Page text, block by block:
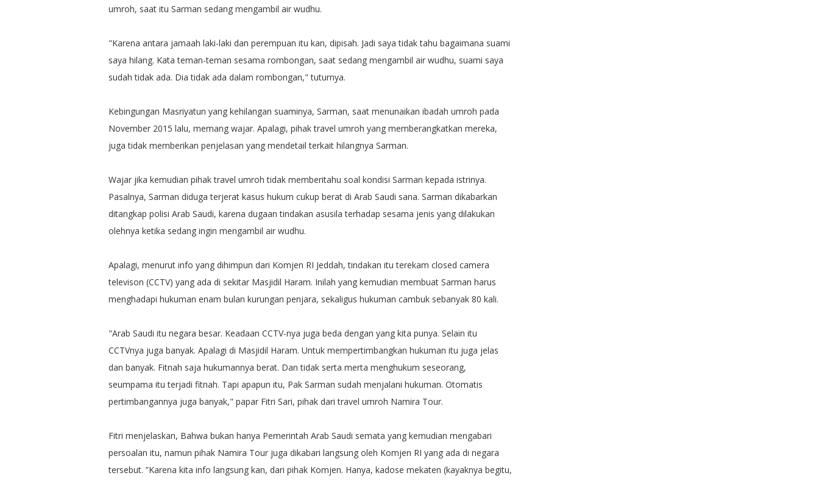
umroh, saat itu Sarman sedang mengambil air wudhu.
"Karena antara jamaah laki-laki dan perempuan itu kan, dipisah. Jadi saya tidak tahu bagaimana suami
saya hilang. Kata teman-teman sesama rombongan, saat sedang mengambil air wudhu, suami saya
sudah tidak ada. Dia tidak ada dalam rombongan," tuturnya.
Kebingungan Masriyatun yang kehilangan suaminya, Sarman, saat menunaikan ibadah umroh pada
November 2015 lalu, memang wajar. Apalagi, pihak travel umroh yang memberangkatkan mereka,
juga tidak memberikan penjelasan yang mendetail terkait hilangnya Sarman.
Wajar jika kemudian pihak travel umroh tidak memberitahu soal kondisi Sarman kepada istrinya.
Pasalnya, Sarman diduga terjerat kasus hukum cukup berat di Arab Saudi sana. Sarman dikabarkan
ditangkap polisi Arab Saudi, karena dugaan tindakan asusila terhadap sesama jenis yang dilakukan
olehnya ketika sedang ingin mengambil air wudhu.
Apalagi, menurut info yang dihimpun dari Komjen RI Jeddah, tindakan itu terekam closed camera
televison (CCTV) yang ada di sekitar Masjidil Haram. Inilah yang kemudian membuat Sarman harus
menghadapi hukuman enam bulan kurungan penjara, sekaligus hukuman cambuk sebanyak 80 kali.
"Arab Saudi itu negara besar. Keadaan CCTV-nya juga beda dengan yang kita punya. Selain itu
CCTVnya juga banyak. Apalagi di Masjidil Haram. Untuk mempertimbangkan hukuman itu juga jelas
dan banyak. Fitnah saja hukumannya berat. Dan tidak serta merta menghukum seseorang,
seumpama itu terjadi fitnah. Tapi apapun itu, Pak Sarman sudah menjalani hukuman. Otomatis
pertimbangannya juga banyak," papar Fitri Sari, pihak dari travel umroh Namira Tour.
Fitri menjelaskan, Bahwa bukan hanya Pemerintah Arab Saudi semata yang kemudian mengabari
persoalan itu, namun pihak Namira Tour juga dikabari langsung oleh Komjen RI yang ada di negara
tersebut. ”Karena kita info langsung kan, dari pihak Komjen. Hanya, kadose mekaten (kayaknya begitu,